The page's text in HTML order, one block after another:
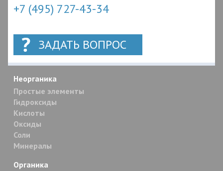
+7 (495) 727-43-34
ЗАДАТЬ ВОПРОС
Неорганика
Простые элементы
Гидроксиды
Кислоты
Оксиды
Соли
Минералы
Органика